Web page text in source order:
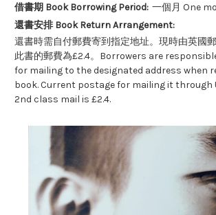
借書期 Book Borrowing Period: 一個月 One
還書安排 Book Return Arrangement:
還書時需自付郵費寄到指定地址。現時由英國
此書的郵費為£2.4。Borrowers are
for mailing to the designated address when
book. Current postage for mailing it through
2nd class mail is £2.4.